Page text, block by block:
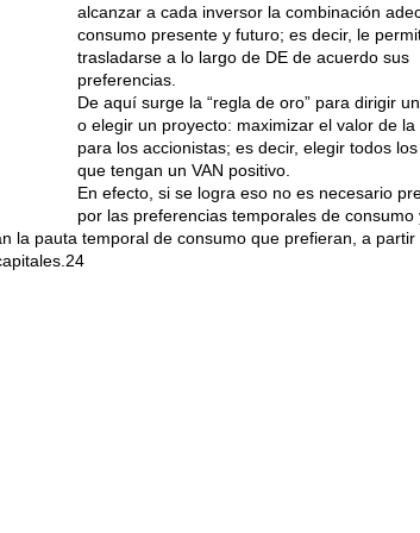
alcanzar a cada inversor la combinación
consumo presente y futuro; es decir, le
trasladarse a lo largo de DE de acuerdo sus
preferencias.
De aquí surge la “regla de oro” para dirigir
o elegir un proyecto: maximizar el valor de la
para los accionistas; es decir, elegir todos
que tengan un VAN positivo.
En efecto, si se logra eso no es necesario
por las preferencias temporales de consumo
la pauta temporal de consumo que prefieran, a partir